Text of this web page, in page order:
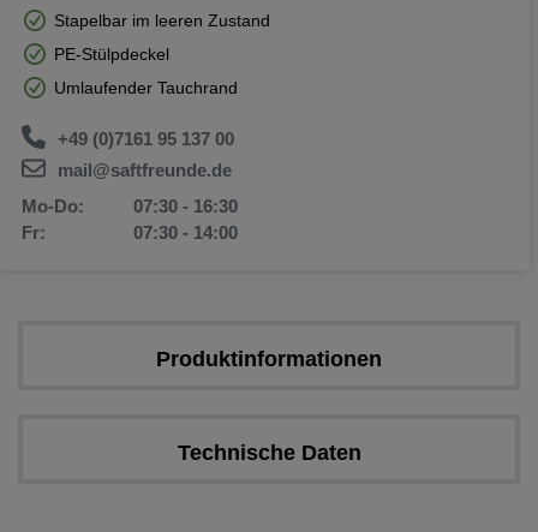
Stapelbar im leeren Zustand
PE-Stülpdeckel
Umlaufender Tauchrand
+49 (0)7161 95 137 00
mail@saftfreunde.de
Mo-Do:
07:30 - 16:30
Fr:
07:30 - 14:00
Produktinformationen
Technische Daten